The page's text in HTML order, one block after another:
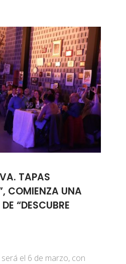
TAPAS
COMIENZA UNA
“DESCUBRE
el 6 de marzo, con